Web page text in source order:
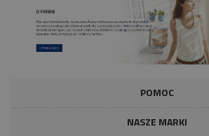
POMOC
NASZE MARKI